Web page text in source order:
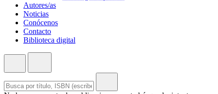
Autores/as
Noticias
Conócenos
Contacto
Biblioteca digital